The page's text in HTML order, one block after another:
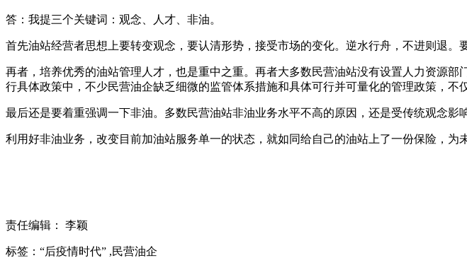
答：我提三个关键词：观念、人才、非油。
首先油站经营者思想上要转变观念，要认清形势，接受市场的变化。逆水行舟，不进则退。
再者，培养优秀的油站管理人才，也是重中之重。再者大多数民营油站没有设置人力资源
行具体政策中，不少民营油企缺乏细微的监管体系措施和具体可行并可量化的管理政策，
最后还是要着重强调一下非油。多数民营油站非油业务水平不高的原因，还是受传统观念
利用好非油业务，改变目前加油站服务单一的状态，就如同给自己的油站上了一份保险，为
责任编辑： 李颖
标签：“后疫情时代” ,民营油企